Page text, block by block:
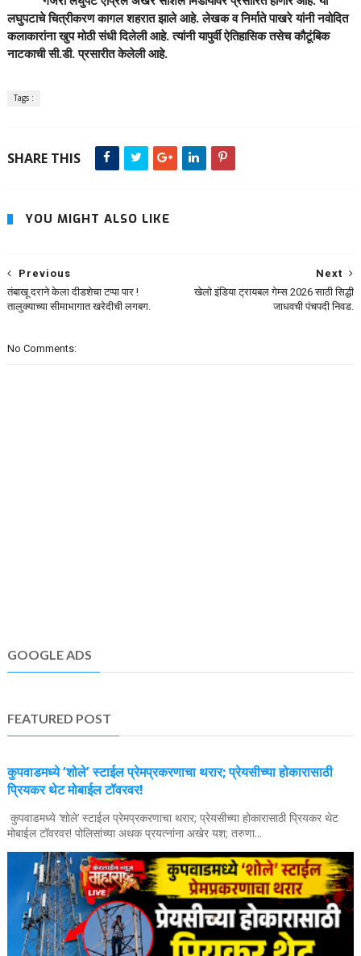
लघुपटाचे चित्रीकरण कागल शहरात झाले आहे. लेखक व निर्माते पाखरे यांनी नवोदित
कलाकारांना खुप मोठी संधी दिलेली आहे. त्यांनी यापुर्वी ऐतिहासिक तसेच कौटूंबिक
नाटकाची सी.डी. प्रसारीत केलेली आहे.
Tags :
SHARE THIS
YOU MIGHT ALSO LIKE
Next
खेलो इंडिया ट्रायबल गेम्स 2026 साठी सिद्धी
जाधवची पंचपदी निवड.
Previous
तंबाखू दराने केला दीडशेचा टप्पा पार !
तालुक्याच्या सीमाभागात खरेदीची लगबग.
No Comments:
GOOGLE ADS
FEATURED POST
कुपवाडमध्ये ‘शोले’ स्टाईल प्रेमप्रकरणाचा थरार; प्रेयसीच्या होकारासाठी
प्रियकर थेट मोबाईल टॉवरवर!
कुपवाडमध्ये ‘शोले’ स्टाईल प्रेमप्रकरणाचा थरार; प्रेयसीच्या होकारासाठी प्रियकर थेट
मोबाईल टॉवरवर! पोलिसांच्या अथक प्रयत्नांना अखेर यश; तरुणा...